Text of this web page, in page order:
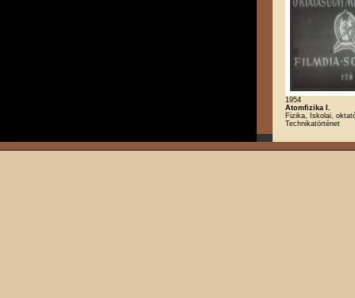
1954
Atomfizika I.
Fizika, Iskolai,
Technikatörténet